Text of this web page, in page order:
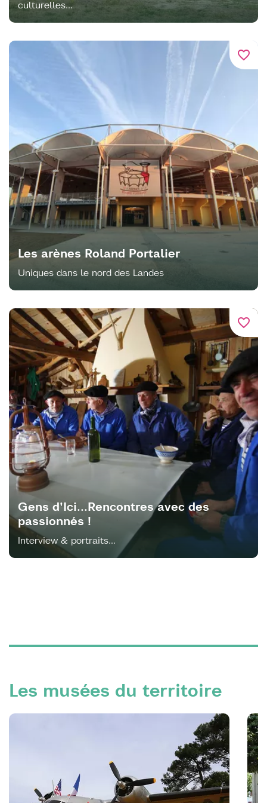
culturelles...
favorite_border
Les arènes Roland Portalier
Uniques dans le nord des Landes
favorite_border
Gens d'Ici...Rencontres avec des
passionnés !
Interview & portraits...
Les musées du territoire